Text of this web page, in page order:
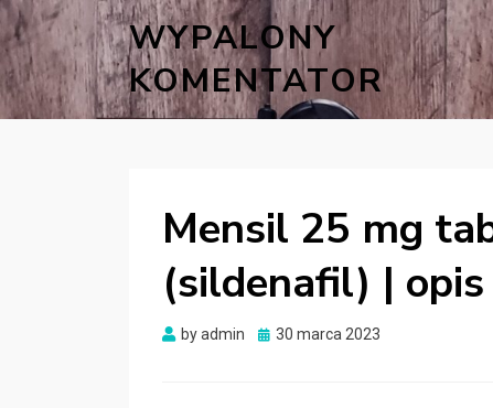
WYPALONY
KOMENTATOR
Mensil 25 mg
(sildenafil) | opis
byadmin
Posted
30 marca 2023